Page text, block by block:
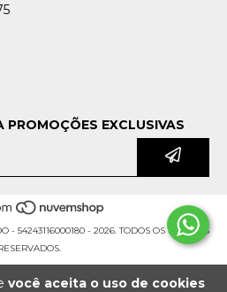
você aceita o uso de cookies
PROMOÇÕES EXCLUSIVAS
- 54243116000180 - 2026. TODOS OS DIREITOS